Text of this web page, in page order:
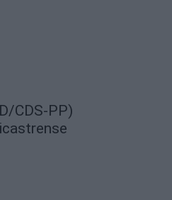
CDS-PP)